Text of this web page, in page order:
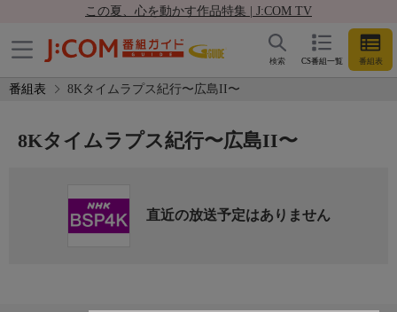
この夏、心を動かす作品特集 | J:COM TV
CS番組一覧 番組表
検索
番組表 8Kタイムラプス紀行〜広島II〜
8Kタイムラプス紀行〜広島II〜
直近の放送予定はありません